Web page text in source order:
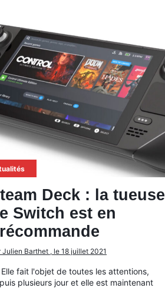
Deck : la tueuse
Switch est en
Julien Barthet , le 18 juillet 2021
Elle fait l'objet de toutes les attentions,
plusieurs jour et elle est maintenant